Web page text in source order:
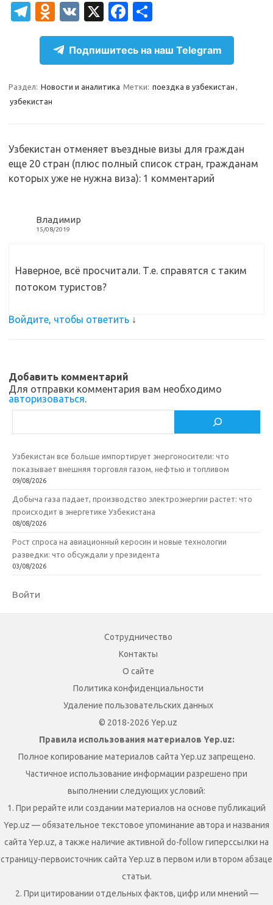
T
el
gr
a
m
O
d
n
o
kl
ik
i
V
K
X
Fa
c
e
b
o
т
п
р
а
т
ь
Подпишитесь на наш Telegram
Раздел: Новости и аналитика Метки: поездка в узбекистан ,
узбекистан
Узбекистан отменяет въездные визы для граждан
еще 20 стран (плюс полный список стран, гражданам
которых уже не нужна виза): 1 комментарий
Владимир
15/08/2019
Наверное, всё просчитали. Т.е. справятся с таким
потоком туристов?
Войдите, чтобы ответить ↓
Добавить комментарий
Для отправки комментария вам необходимо
авторизоваться.
Узбекистан все больше импортирует энергоносители: что
показывает внешняя торговля газом, нефтью и топливом
09/08/2026
Добыча газа падает, производство электроэнергии растет: что
происходит в энергетике Узбекистана
08/08/2026
Рост спроса на авиационный керосин и новые технологии
разведки: что обсуждали у президента
03/08/2026
Войти
Сотрудничество
Контакты
О сайте
Политика конфиденциальности
Удаление пользовательских данных
© 2018-2026 Yep.uz
Правила использования материалов Yep.uz:
Полное копирование материалов сайта Yep.uz запрещено.
Частичное использование информации разрешено при
выполнении следующих условий:
1. При рерайте или создании материалов на основе публикаций
Yep.uz — обязательное текстовое упоминание автора и названия
сайта Yep.uz, а также наличие активной do-follow гиперссылки на
страницу-первоисточник сайта Yep.uz в первом или втором абзаце
статьи.
2. При цитировании отдельных фактов, цифр или мнений —